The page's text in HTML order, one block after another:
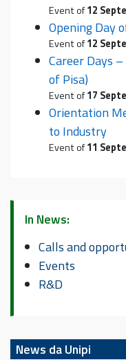
Event of12
Opening Day
Event of12
Career Days
of Pisa)
Event of17
Orientation
to Industry
Event of11
In News:
Calls and
Events
R&D
News da Unipi